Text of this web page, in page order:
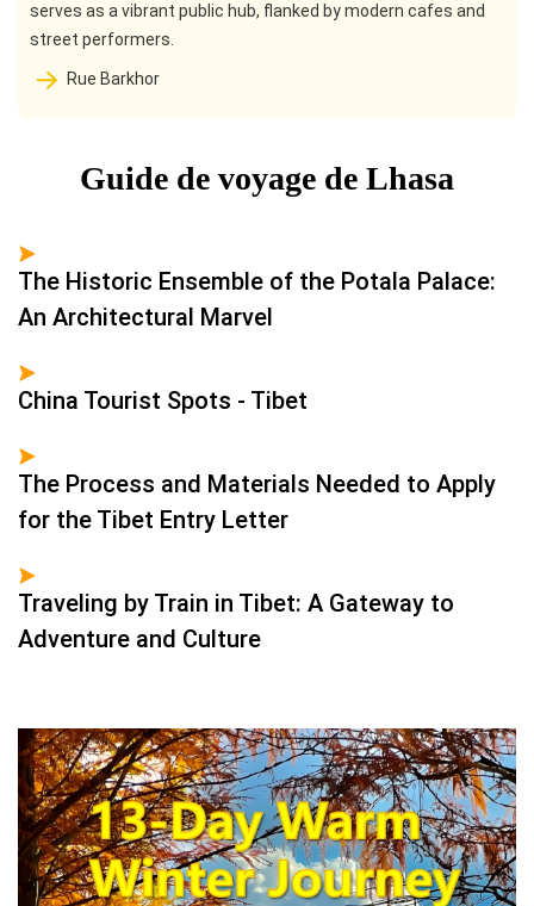
serves as a vibrant public hub, flanked by modern cafes and
street performers.
Rue Barkhor
Guide de voyage de Lhasa
The Historic Ensemble of the Potala Palace:
An Architectural Marvel
China Tourist Spots - Tibet
The Process and Materials Needed to Apply
for the Tibet Entry Letter
Traveling by Train in Tibet: A Gateway to
Adventure and Culture